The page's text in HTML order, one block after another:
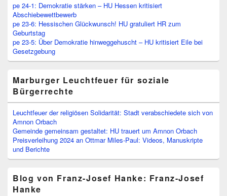
pe 24-1: Demokratie stärken – HU Hessen kritisiert
Abschiebewettbewerb
pe 23-6: Hessischen Glückwunsch! HU gratuliert HR zum
Geburtstag
pe 23-5: Über Demokratie hinweggehuscht – HU kritisiert Eile bei
Gesetzgebung
Marburger Leuchtfeuer für soziale
Bürgerrechte
Leuchtfeuer der religiösen Solidarität: Stadt verabschiedete sich von
Amnon Orbach
Gemeinde gemeinsam gestaltet: HU trauert um Amnon Orbach
Preisverleihung 2024 an Ottmar Miles-Paul: Videos, Manuskripte
und Berichte
Blog von Franz-Josef Hanke: Franz-Josef
Hanke